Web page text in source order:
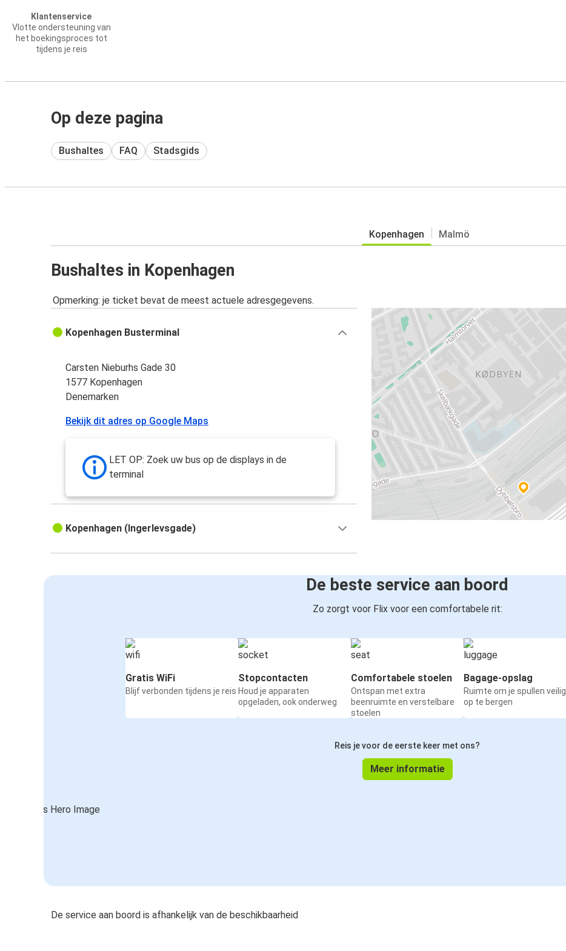
Klantenservice
Vlotte ondersteuning van
het boekingsproces tot
tijdens je reis
Op deze pagina
Bushaltes FAQ Stadsgids
Kopenhagen Malmö
Bushaltes in Kopenhagen
Opmerking: je ticket bevat de meest actuele adresgegevens.
Kopenhagen Busterminal
Carsten Nieburhs Gade 30
1577 Kopenhagen
Denemarken
Bekijk dit adres op Google Maps
LET OP: Zoek uw bus op de displays in de
terminal
Kopenhagen (Ingerlevsgade)
De beste service aan boord
Zo zorgt voor Flix voor een comfortabele rit:
Gratis WiFi
Blijf verbonden tijdens je reis
Stopcontacten
Houd je apparaten
opgeladen, ook onderweg
Comfortabele stoelen
Ontspan met extra
beenruimte en verstelbare
stoelen
Bagage-opslag
Ruimte om je spullen veilig
op te bergen
Reis je voor de eerste keer met ons?
Meer informatie
De service aan boord is afhankelijk van de beschikbaarheid